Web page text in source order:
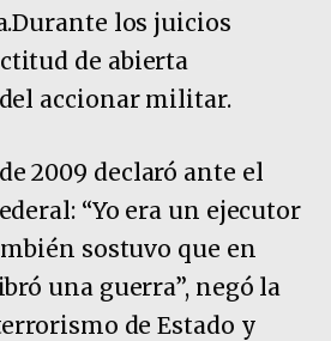
los juicios
de abierta
accionar militar.
2009 declaró ante el
“Yo era un ejecutor
sostuvo que en
una guerra”, negó la
de Estado y